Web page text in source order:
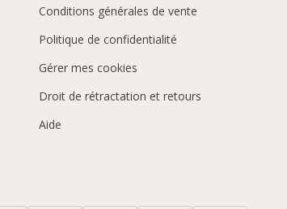
Conditions générales de vente
Politique de confidentialité
Gérer mes cookies
Droit de rétractation et retours
Aide